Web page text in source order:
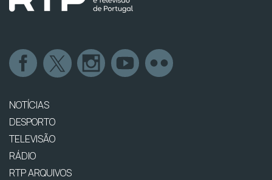
NOTÍCIAS
DESPORTO
TELEVISÃO
RÁDIO
RTP ARQUIVOS